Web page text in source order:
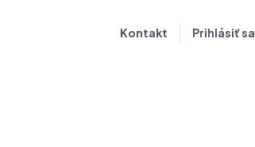
Kontakt Prihlásiť sa